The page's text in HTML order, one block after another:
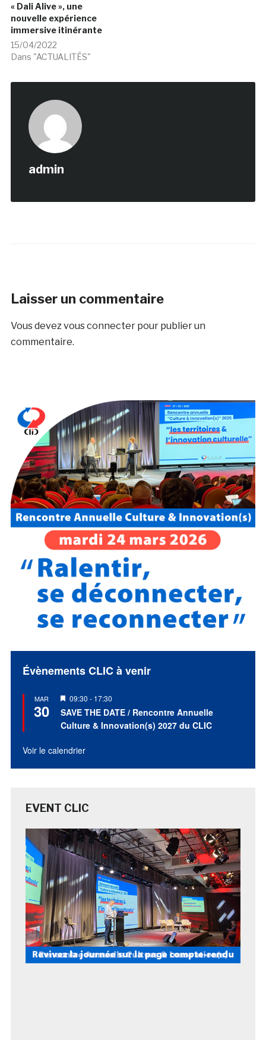
« Dali­ Alive », une
nouvelle expérience
immersive itinérante
15/04/2022
Dans "ACTUALITÉS"
admin
Laisser un commentaire
Vous devezvous connecterpour publier un
commentaire.
Évènements CLIC à venir
MAR
30
Mis
en
avant
09:30 - 17:30
SAVE THE DATE / Rencontre Annuelle
Culture & Innovation(s) 2027 du CLIC
Voir le calendrier
EVENT CLIC